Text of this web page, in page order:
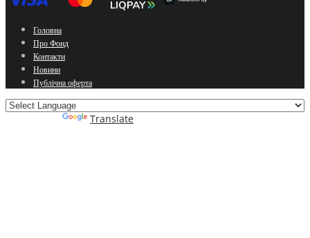
Головна
Про Фонд
Контакти
Новини
Публічна оферта
Translate